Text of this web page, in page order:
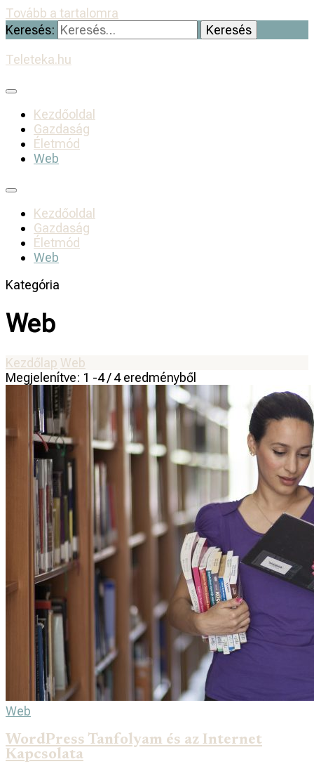
Tovább a tartalomra
Keresés:
Teleteka.hu
Kezdőoldal
Gazdaság
Életmód
Web
Kezdőoldal
Gazdaság
Életmód
Web
Kategória
Web
Kezdőlap Web
Megjelenítve: 1 -4 / 4 eredményből
Web
WordPress Tanfolyam és az Internet
Kapcsolata